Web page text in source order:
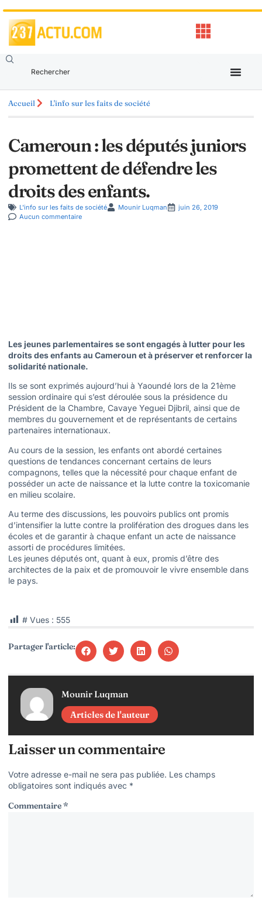
Accueil L'info sur les faits de société
Cameroun : les députés juniors
promettent de défendre les
droits des enfants.
L'info sur les faits de société Mounir Luqman
juin 26, 2019
Aucun commentaire
Les jeunes parlementaires se sont engagés à lutter pour les
droits des enfants au Cameroun et à préserver et renforcer la
solidarité nationale.
Ils se sont exprimés aujourd’hui à Yaoundé lors de la 21ème
session ordinaire qui s’est déroulée sous la présidence du
Président de la Chambre, Cavaye Yeguei Djibril, ainsi que de
membres du gouvernement et de représentants de certains
partenaires internationaux.
Au cours de la session, les enfants ont abordé certaines
questions de tendances concernant certains de leurs
compagnons, telles que la nécessité pour chaque enfant de
posséder un acte de naissance et la lutte contre la toxicomanie
en milieu scolaire.
Au terme des discussions, les pouvoirs publics ont promis
d’intensifier la lutte contre la prolifération des drogues dans les
écoles et de garantir à chaque enfant un acte de naissance
assorti de procédures limitées.
Les jeunes députés ont, quant à eux, promis d’être des
architectes de la paix et de promouvoir le vivre ensemble dans
le pays.
# Vues : 555
Partager l'article:
Mounir Luqman
Articles de l'auteur
Laisser un commentaire
Votre adresse e-mail ne sera pas publiée. Les champs
obligatoires sont indiqués avec *
Commentaire*